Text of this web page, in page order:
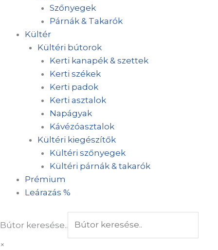
Szőnyegek
Párnák & Takarók
Kültér
Kültéri bútorok
Kerti kanapék & szettek
Kerti székek
Kerti padok
Kerti asztalok
Napágyak
Kávézóasztalok
Kültéri kiegészítők
Kültéri szőnyegek
Kültéri párnák & takarók
Prémium
Leárazás %
Bútor keresése..
×